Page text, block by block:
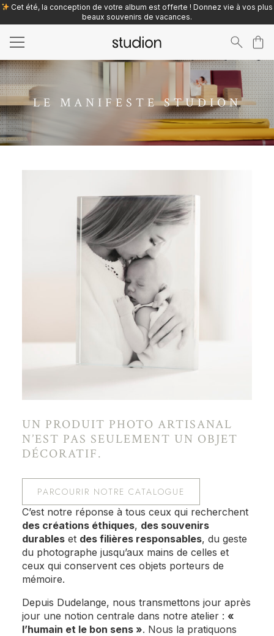
Cet été, la conception de votre album est offerte ! Donnez vie à vos plus
beaux souvenirs de vacances.
Search
for:
LE MANIFESTE STUDION
UN PRODUIT PHOTO ARTISANAL
N’EST PAS SEULEMENT UN OBJET
DÉCORATIF.
PARCOURIR NOTRE CATALOGUE
C’est notre réponse à tous ceux qui recherchent
des créations éthiques, des souvenirs
durables et des filières responsables, du geste
du photographe jusqu’aux mains de celles et
ceux qui conservent ces objets porteurs de
mémoire.
Depuis Dudelange, nous transmettons jour après
jour une notion centrale dans notre atelier : «
l’humain et le bon sens ». Nous la pratiquons